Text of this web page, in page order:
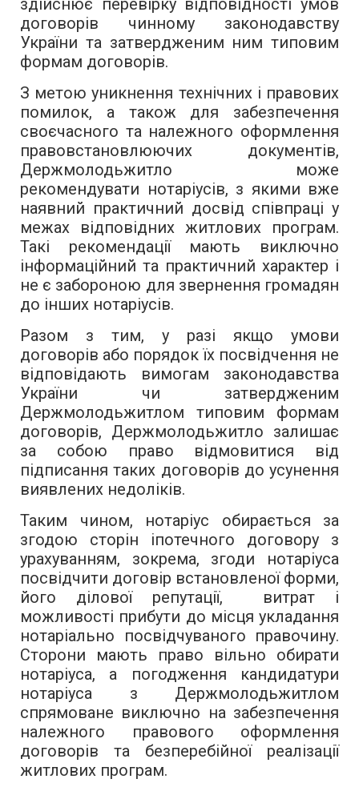
здійснює перевірку відповідності умов
договорів чинному законодавству
України та затвердженим ним типовим
формам договорів.
З метою уникнення технічних і правових
помилок, а також для забезпечення
своєчасного та належного оформлення
правовстановлюючих документів,
Держмолодьжитло може
рекомендувати нотаріусів, з якими вже
наявний практичний досвід співпраці у
межах відповідних житлових програм.
Такі рекомендації мають виключно
інформаційний та практичний характер і
не є забороною для звернення громадян
до інших нотаріусів.
Разом з тим, у разі якщо умови
договорів або порядок їх посвідчення не
відповідають вимогам законодавства
України чи затвердженим
Держмолодьжитлом типовим формам
договорів, Держмолодьжитло залишає
за собою право відмовитися від
підписання таких договорів до усунення
виявлених недоліків.
Таким чином, нотаріус обирається за
згодою сторін іпотечного договору з
урахуванням, зокрема, згоди нотаріуса
посвідчити договір встановленої форми,
його ділової репутації, витрат і
можливості прибути до місця укладання
нотаріально посвідчуваного правочину.
Сторони мають право вільно обирати
нотаріуса, а погодження кандидатури
нотаріуса з Держмолодьжитлом
спрямоване виключно на забезпечення
належного правового оформлення
договорів та безперебійної реалізації
житлових програм.